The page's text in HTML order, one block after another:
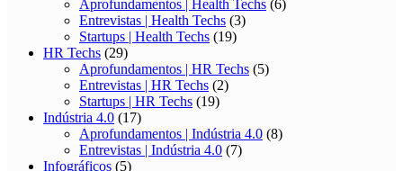
Aprofundamentos | Health Techs (6)
Entrevistas | Health Techs (3)
Startups | Health Techs (19)
HR Techs (29)
Aprofundamentos | HR Techs (5)
Entrevistas | HR Techs (2)
Startups | HR Techs (19)
Indústria 4.0 (17)
Aprofundamentos | Indústria 4.0 (8)
Entrevistas | Indústria 4.0 (7)
Infográficos (5)